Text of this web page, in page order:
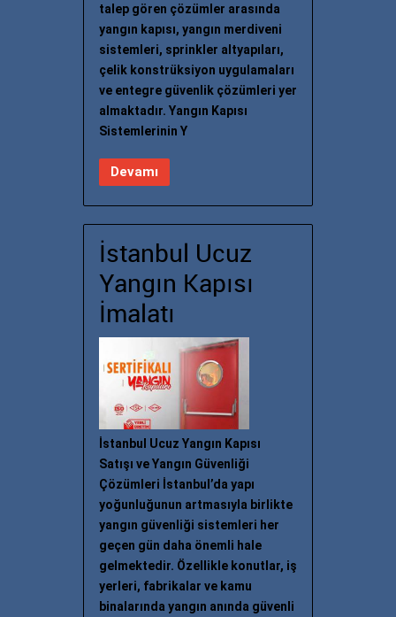
talep gören çözümler arasında
yangın kapısı, yangın merdiveni
sistemleri, sprinkler altyapıları,
çelik konstrüksiyon uygulamaları
ve entegre güvenlik çözümleri yer
almaktadır. Yangın Kapısı
Sistemlerinin Y
Devamı
İstanbul Ucuz
Yangın Kapısı
İmalatı
İstanbul Ucuz Yangın Kapısı
Satışı ve Yangın Güvenliği
Çözümleri İstanbul’da yapı
yoğunluğunun artmasıyla birlikte
yangın güvenliği sistemleri her
geçen gün daha önemli hale
gelmektedir. Özellikle konutlar, iş
yerleri, fabrikalar ve kamu
binalarında yangın anında güvenli